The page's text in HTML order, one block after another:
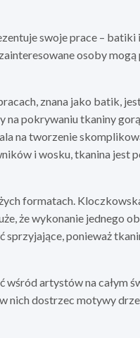
swoje prace – batiki
osoby
znana jako batik,
na pokrywaniu tkaniny
na tworzenie
i wosku, tkanina jest
formatach.
że wykonanie jednego
sprzyjające, ponieważ
artystów na całym
nich dostrzec motywy